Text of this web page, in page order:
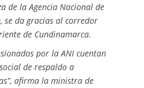
de la Agencia Nacional de
se da gracias al corredor
de Cundinamarca.
por la ANI cuentan
de respaldo a
afirma la ministra de